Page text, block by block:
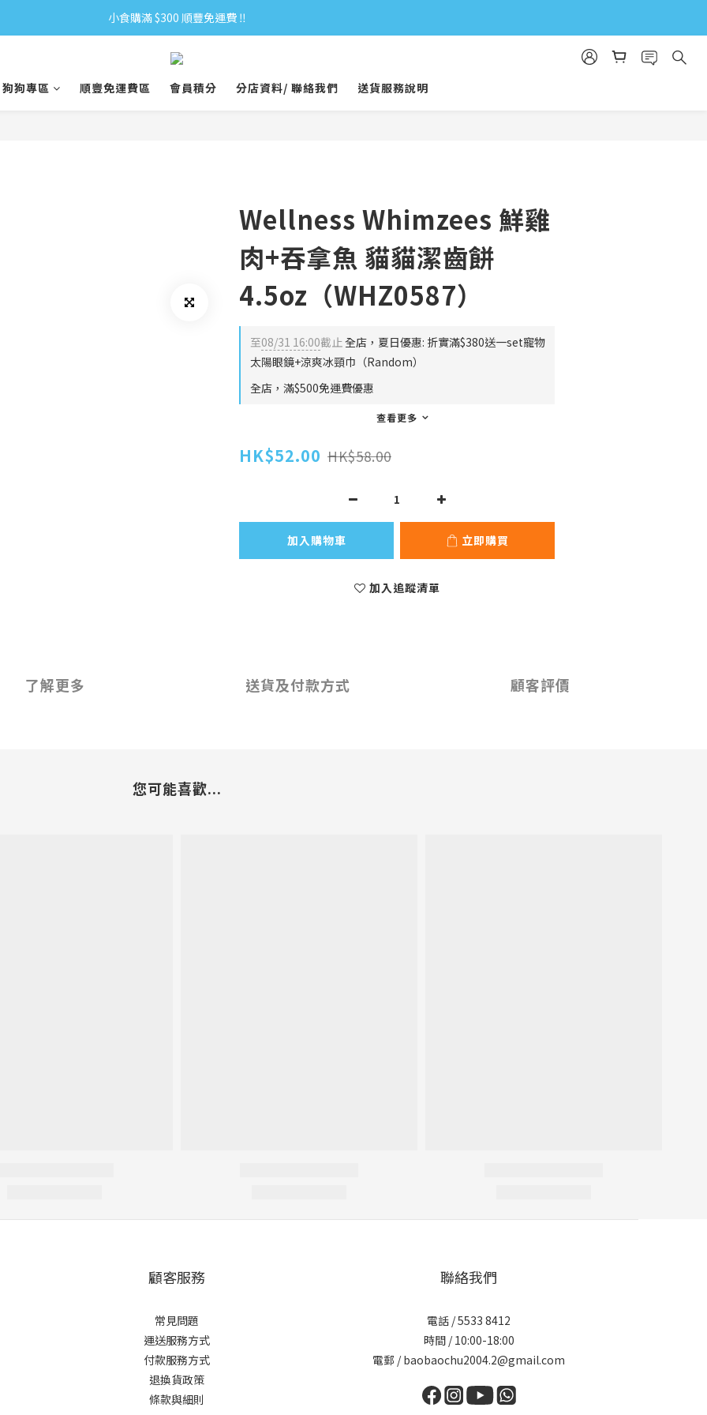
小食購滿 $300 順豐免運費 ‼
小食購滿 $300 順豐免運費 ‼
全單購滿 $500 免運費 ♥︎ 會員積分回贈 $1＝1Pt.
小食購滿 $300 順豐免運費 ‼
狗狗專區 順豐免運費區 會員積分 分店資料/ 聯絡我們 送貨服務說明
Wellness Whimzees 鮮雞
肉+吞拿魚 貓貓潔齒餅
4.5oz（WHZ0587）
至08/31 16:00截止全店，夏日優惠: 折實滿$380送一set寵物
太陽眼鏡+涼爽冰頸巾（Random）
全店，滿$500免運費優惠
查看更多
HK$52.00 HK$58.00
加入購物車 立即購買
加入追蹤清單
了解更多 送貨及付款方式 顧客評價
您可能喜歡...
顧客服務
常見問題
運送服務方式
付款服務方式
退換貨政策
條款與細則
聯絡我們
電話 / 5533 8412
時間 / 10:00-18:00
電郵 / baobaochu2004.2@gmail.com